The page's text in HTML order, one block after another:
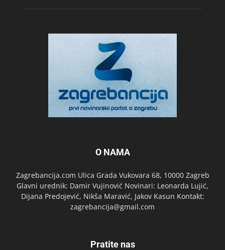
O NAMA
Zagrebancija.com Ulica Grada Vukovara 68, 10000 Zagreb
Glavni urednik: Damir Vujinović Novinari: Leonarda Lujić,
Dijana Predojević, Nikša Maravić, Jakov Kasun Kontakt:
zagrebancija@gmail.com
Pratite nas